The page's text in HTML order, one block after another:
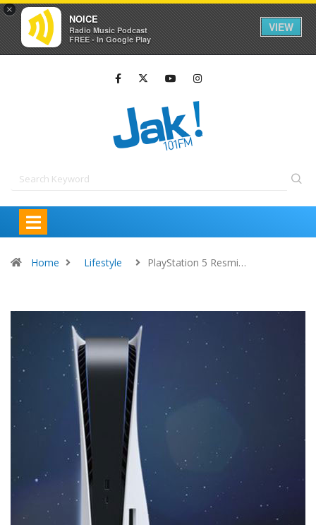
×
NOICE
Radio Music Podcast
FREE - In Google Play
VIEW
Home Lifestyle PlayStation 5 Resmi…